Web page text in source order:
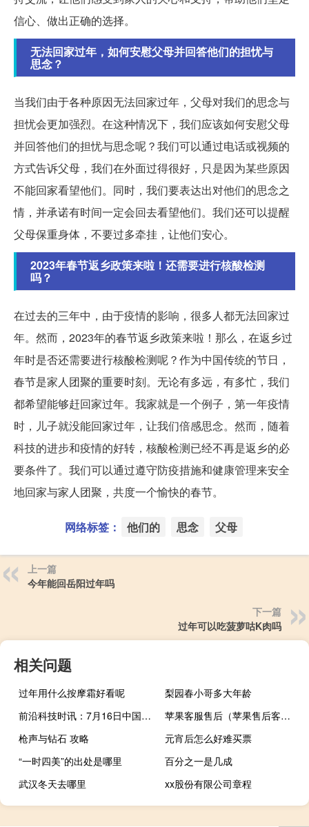
信心、做出正确的选择。
无法回家过年，如何安慰父母并回答他们的担忧与
思念？
当我们由于各种原因无法回家过年，父母对我们的思念与
担忧会更加强烈。在这种情况下，我们应该如何安慰父母
并回答他们的担忧与思念呢？我们可以通过电话或视频的
方式告诉父母，我们在外面过得很好，只是因为某些原因
不能回家看望他们。同时，我们要表达出对他们的思念之
情，并承诺有时间一定会回去看望他们。我们还可以提醒
父母保重身体，不要过多牵挂，让他们安心。
2023年春节返乡政策来啦！还需要进行核酸检测
吗？
在过去的三年中，由于疫情的影响，很多人都无法回家过
年。然而，2023年的春节返乡政策来啦！那么，在返乡过
年时是否还需要进行核酸检测呢？作为中国传统的节日，
春节是家人团聚的重要时刻。无论有多远，有多忙，我们
都希望能够赶回家过年。我家就是一个例子，第一年疫情
时，儿子就没能回家过年，让我们倍感思念。然而，随着
科技的进步和疫情的好转，核酸检测已经不再是返乡的必
要条件了。我们可以通过遵守防疫措施和健康管理来安全
地回家与家人团聚，共度一个愉快的春节。
网络标签： 他们的 思念 父母
上一篇
今年能回岳阳过年吗
下一篇
过年可以吃菠萝咕K肉吗
相关问题
过年用什么按摩霜好看呢
梨园春小哥多大年龄
前沿科技时讯：7月16日中国概念股普跌 麦考林大跌10.20%
苹果客服售后（苹果售后客服电话人工服务）
枪声与钻石 攻略
元宵后怎么好难买票
“一时四美”的出处是哪里
百分之一是几成
武汉冬天去哪里
xx股份有限公司章程